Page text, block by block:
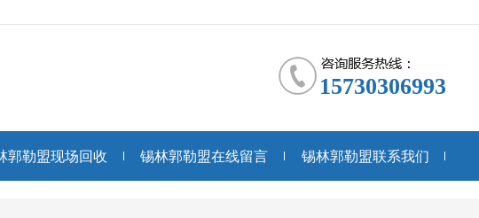
15730306993
郭勒盟现场回收 锡林郭勒盟在线留言 锡林郭勒盟联系我们